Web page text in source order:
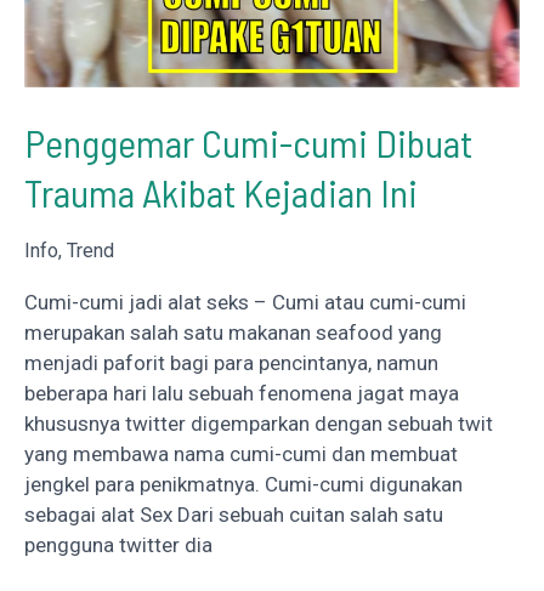
Penggemar Cumi-cumi Dibuat
Trauma Akibat Kejadian Ini
Info, Trend
Cumi-cumi jadi alat seks – Cumi atau cumi-cumi
merupakan salah satu makanan seafood yang
menjadi paforit bagi para pencintanya, namun
beberapa hari lalu sebuah fenomena jagat maya
khususnya twitter digemparkan dengan sebuah twit
yang membawa nama cumi-cumi dan membuat
jengkel para penikmatnya. Cumi-cumi digunakan
sebagai alat Sex Dari sebuah cuitan salah satu
pengguna twitter dia